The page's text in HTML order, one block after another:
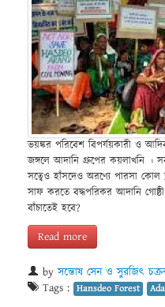
ভয়ঙ্কর পরিবেশ বিপর্যয়কারী ও
জঙ্গলে আদানি গ্রুপের কয়লাখনি ।
সত্বেও হাঁসদেও অরণ্যে পারসা কোল
সাফ করতে বদ্ধপরিকর আদানি
বাঁচাতেই হবে?
Read more
byসন্তোষ সেন ও সুরজিৎ
Tags : Hansdeo Forest